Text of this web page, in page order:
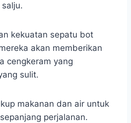
kekuatan sepatu bot
akan memberikan
cengkeram yang
sulit.
makanan dan air untuk
perjalanan.